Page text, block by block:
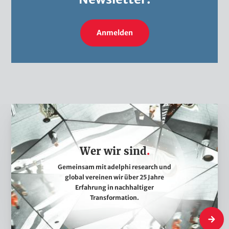
Anmelden
W
e
w
i
r
s
i
n
Wer wir sind
Gemeinsam mit adelphi research und
global vereinen wir über 25 Jahre
Erfahrung in nachhaltiger
Transformation.
Wer